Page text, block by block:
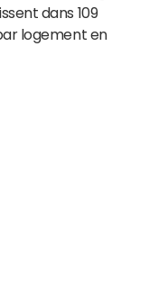
dans 109
logement en